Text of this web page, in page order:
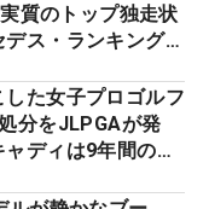
質のトップ独走状
ス・ランキング番
た女子プロゴルフ
分をJLPGAが発
ディは9年間の立